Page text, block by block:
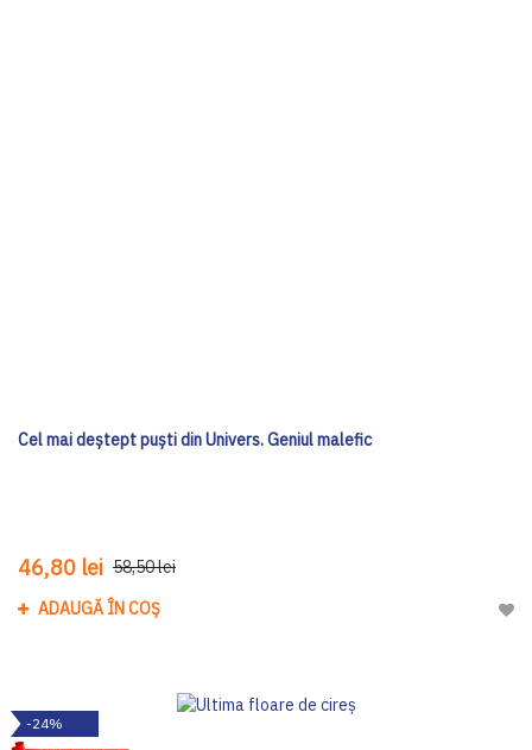
Cel mai deștept puști din Univers. Geniul malefic
46,80 lei 58,50 lei
ADAUGĂ ÎN COȘ
-24%